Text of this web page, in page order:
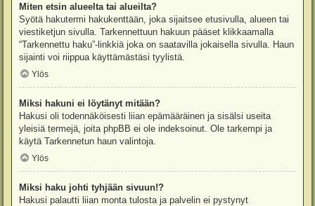
Miten etsin alueelta tai alueilta?
Syötä hakutermi hakukenttään, joka sijaitsee etusivulla, alueen tai
viestiketjun sivulla. Tarkennettuun hakuun pääset klikkaamalla
“Tarkennettu haku”-linkkiä joka on saatavilla jokaisella sivulla. Haun
sijainti voi riippua käyttämästäsi tyylistä.
Ylös
Miksi hakuni ei löytänyt mitään?
Hakusi oli todennäköisesti liian epämääräinen ja sisälsi useita
yleisiä termejä, joita phpBB ei ole indeksoinut. Ole tarkempi ja
käytä Tarkennetun haun valintoja.
Ylös
Miksi haku johti tyhjään sivuun!?
Hakusi palautti liian monta tulosta ja palvelin ei pystynyt